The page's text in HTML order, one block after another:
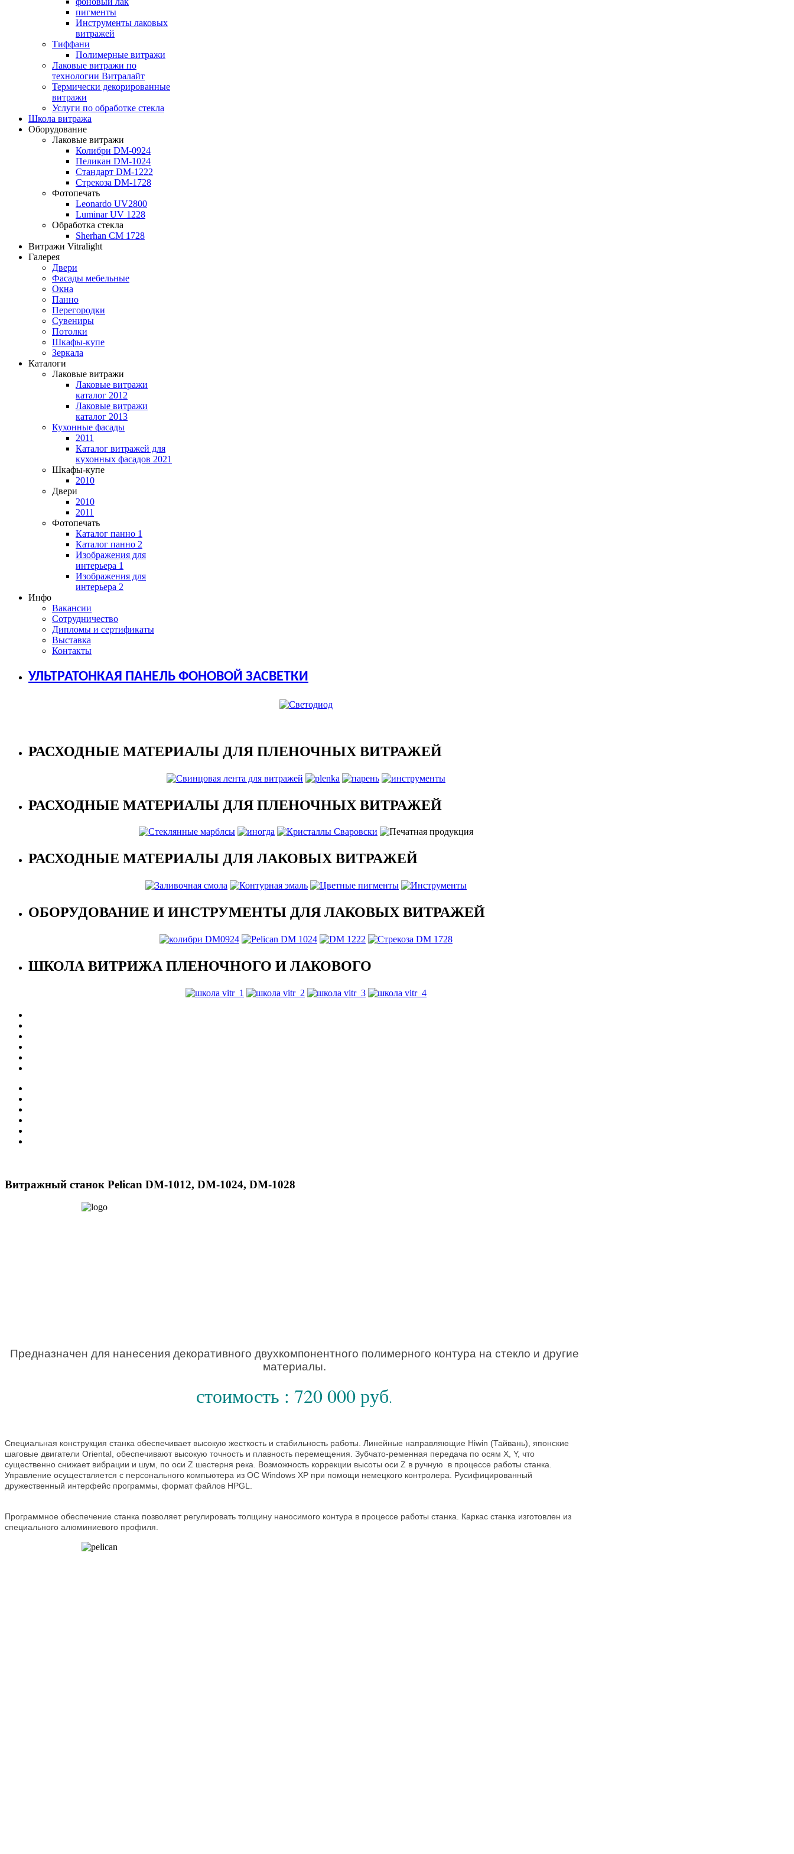
пигменты
Инструменты лаковых
витражей
Тиффани
Полимерные витражи
Лаковые витражи по
технологии Витралайт
Термически декорированные
витражи
Услуги по обработке стекла
Школа витража
Оборудование
Лаковые витражи
Колибри DM-0924
Пеликан DM-1024
Стандарт DM-1222
Стрекоза DM-1728
Фотопечать
Leonardo UV2800
Luminar UV 1228
Обработка стекла
Sherhan CM 1728
Витражи Vitralight
Галерея
Двери
Фасады мебельные
Окна
Панно
Перегородки
Сувениры
Потолки
Шкафы-купе
Зеркала
Каталоги
Лаковые витражи
Лаковые витражи
каталог 2012
Лаковые витражи
каталог 2013
Кухонные фасады
2011
Каталог витражей для
кухонных фасадов 2021
Шкафы-купе
2010
Двери
2010
2011
Фотопечать
Каталог панно 1
Каталог панно 2
Изображения для
интерьера 1
Изображения для
интерьера 2
Инфо
Вакансии
Сотрудничество
Дипломы и сертификаты
Выставка
Контакты
УЛЬТРАТОНКАЯ ПАНЕЛЬ ФОНОВОЙ ЗАСВЕТКИ
РАСХОДНЫЕ МАТЕРИАЛЫ ДЛЯ ПЛЕНОЧНЫХ ВИТРАЖЕЙ
РАСХОДНЫЕ МАТЕРИАЛЫ ДЛЯ ПЛЕНОЧНЫХ ВИТРАЖЕЙ
РАСХОДНЫЕ МАТЕРИАЛЫ ДЛЯ ЛАКОВЫХ ВИТРАЖЕЙ
ОБОРУДОВАНИЕ И ИНСТРУМЕНТЫ ДЛЯ ЛАКОВЫХ ВИТРАЖЕЙ
ШКОЛА ВИТРИЖА ПЛЕНОЧНОГО И ЛАКОВОГО
Витражный станок Pelican DM-1012, DM-1024, DM-1028
Предназначен для нанесения декоративного двухкомпонентного полимерного контура на стекло и другие
материалы.
стоимость : 720 000 руб.
Специальная конструкция станка обеспечивает высокую жесткость и стабильность работы. Линейные направляющие Hiwin (Тайвань), японские
шаговые двигатели Oriental, обеспечивают высокую точность и плавность перемещения. Зубчато-ременная передача по осям X, Y, что
существенно снижает вибрации и шум, по оси Z шестерня река. Возможность коррекции высоты оси Z в ручную в процессе работы станка.
Управление осуществляется с персонального компьютера из ОС Windows XP при помощи немецкого контролера. Русифицированный
дружественный интерфейс программы, формат файлов HPGL.
Программное обеспечение станка позволяет регулировать толщину наносимого контура в процессе работы станка. Каркас станка изготовлен из
специального алюминиевого профиля.